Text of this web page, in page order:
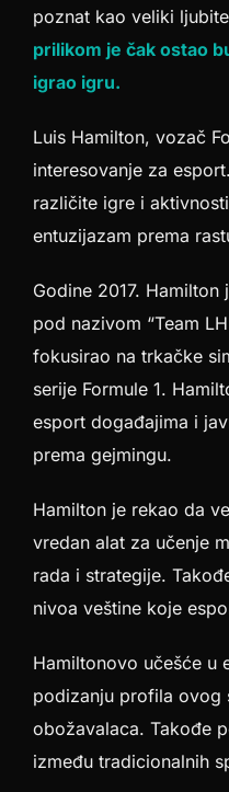
poznat kao veliki
prilikom je čak ostao
igrao igru.
Luis Hamilton, vozač
interesovanje za
različite igre i
entuzijazam prema
Godine 2017.
pod nazivom “Team
fokusirao na trkačke
serije Formule 1.
esport događajima i
prema gejmingu.
Hamilton je rekao da
vredan alat za učenje
rada i strategije.
nivoa veštine koje
Hamiltonovo učešće u
podizanju profila ovog
obožavalaca. Takođe
između tradicionalnih